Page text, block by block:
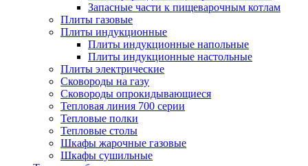
Запасные части к пищеварочным котлам
Плиты газовые
Плиты индукционные
Плиты индукционные напольные
Плиты индукционные настольные
Плиты электрические
Сковороды на газу
Сковороды опрокидывающиеся
Тепловая линия 700 серии
Тепловые полки
Тепловые столы
Шкафы жарочные газовые
Шкафы сушильные